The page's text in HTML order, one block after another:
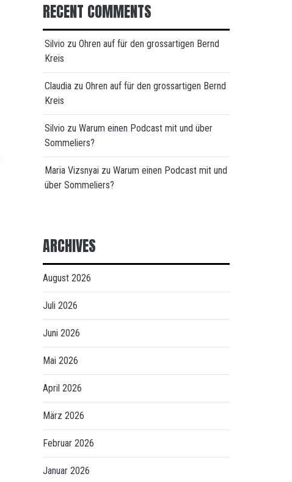
RECENT COMMENTS
Silvio zu Ohren auf für den grossartigen Bernd
Kreis
Claudia zu Ohren auf für den grossartigen Bernd
Kreis
Silvio zu Warum einen Podcast mit und über
Sommeliers?
Maria Vizsnyai zu Warum einen Podcast mit und
über Sommeliers?
ARCHIVES
August 2026
Juli 2026
Juni 2026
Mai 2026
April 2026
März 2026
Februar 2026
Januar 2026